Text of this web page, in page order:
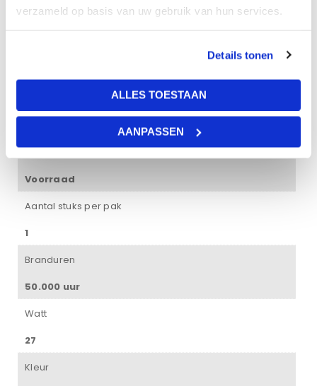
verzameld op basis van uw gebruik van hun services.
Details tonen
ALLES TOESTAAN
AANPASSEN
Lm/W bij 4000K of 5700K
• Instelbaar op 3000K, 4000K, en 5700K d.m.v. white switch.
• 5 jaar garantie
Levertijd
Voorraad
Aantal stuks per pak
1
Branduren
50.000 uur
Watt
27
Kleur